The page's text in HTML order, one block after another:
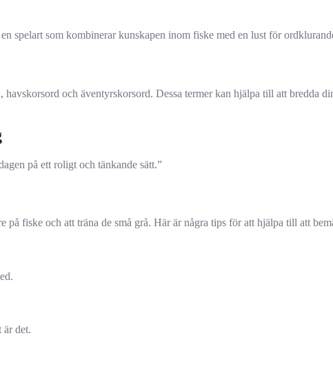
spelart som kombinerar kunskapen inom fiske med en lust för
och äventyrskorsord. Dessa termer kan hjälpa till att bredda
på ett roligt och tänkande sätt.”
fiske och att träna de små grå. Här är några tips för att hjälpa till att
är det.